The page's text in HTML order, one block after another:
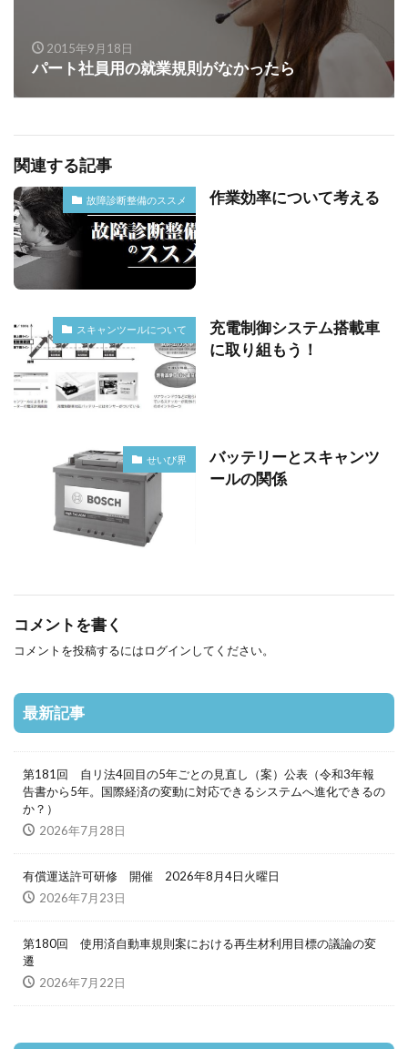
2015年9月18日
パート社員用の就業規則がなかったら
関連する記事
故障診断整備のススメ 作業効率について考える
スキャンツールについて
充電制御システム搭載車
に取り組もう！
せいび界
バッテリーとスキャンツ
ールの関係
コメントを書く
コメントを投稿するにはログインしてください。
最新記事
第181回 自リ法4回目の5年ごとの見直し（案）公表（令和3年報
告書から5年。国際経済の変動に対応できるシステムへ進化できるの
か？）
2026年7月28日
有償運送許可研修 開催 2026年8月4日火曜日
2026年7月23日
第180回 使用済自動車規則案における再生材利用目標の議論の変
遷
2026年7月22日